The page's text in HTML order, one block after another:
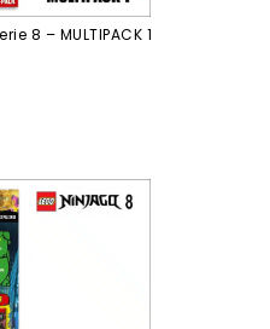
8 – MULTIPACK 1